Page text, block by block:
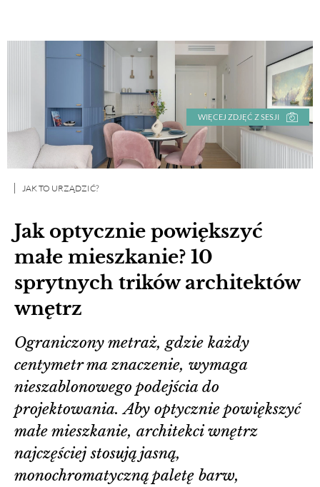
WIĘCEJ ZDJĘĆ Z SESJI
Jak optycznie powiększyć
małe mieszkanie? 10
sprytnych trików architektów
wnętrz
JAK TO URZĄDZIĆ?
Ograniczony metraż, gdzie każdy
centymetr ma znaczenie, wymaga
nieszablonowego podejścia do
projektowania. Aby optycznie powiększyć
małe mieszkanie, architekci wnętrz
najczęściej stosują jasną,
monochromatyczną paletę barw,